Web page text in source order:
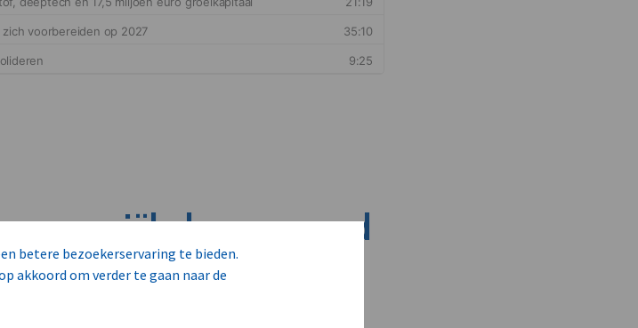
betere bezoekerservaring te bieden.
akkoord om verder te gaan naar de
kansen rond